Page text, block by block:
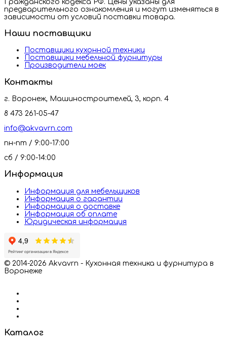
Гражданского кодекса РФ. Цены указаны для
предварительного ознакомления и могут изменяться в
зависимости от условий поставки товара.
Наши поставщики
Поставщики кухонной техники
Поставщики мебельной фурнитуры
Производители моек
Контакты
г. Воронеж, Машиностроителей, 3, корп. 4
8 473 261-05-47
info@akvavrn.com
пн-пт / 9:00-17:00
сб / 9:00-14:00
Информация
Информация для мебельщиков
Информация о гарантии
Информация о доставке
Информация об оплате
Юридическая информация
© 2014-2026 Akvavrn - Кухонная техника и фурнитура в
Воронеже
Каталог